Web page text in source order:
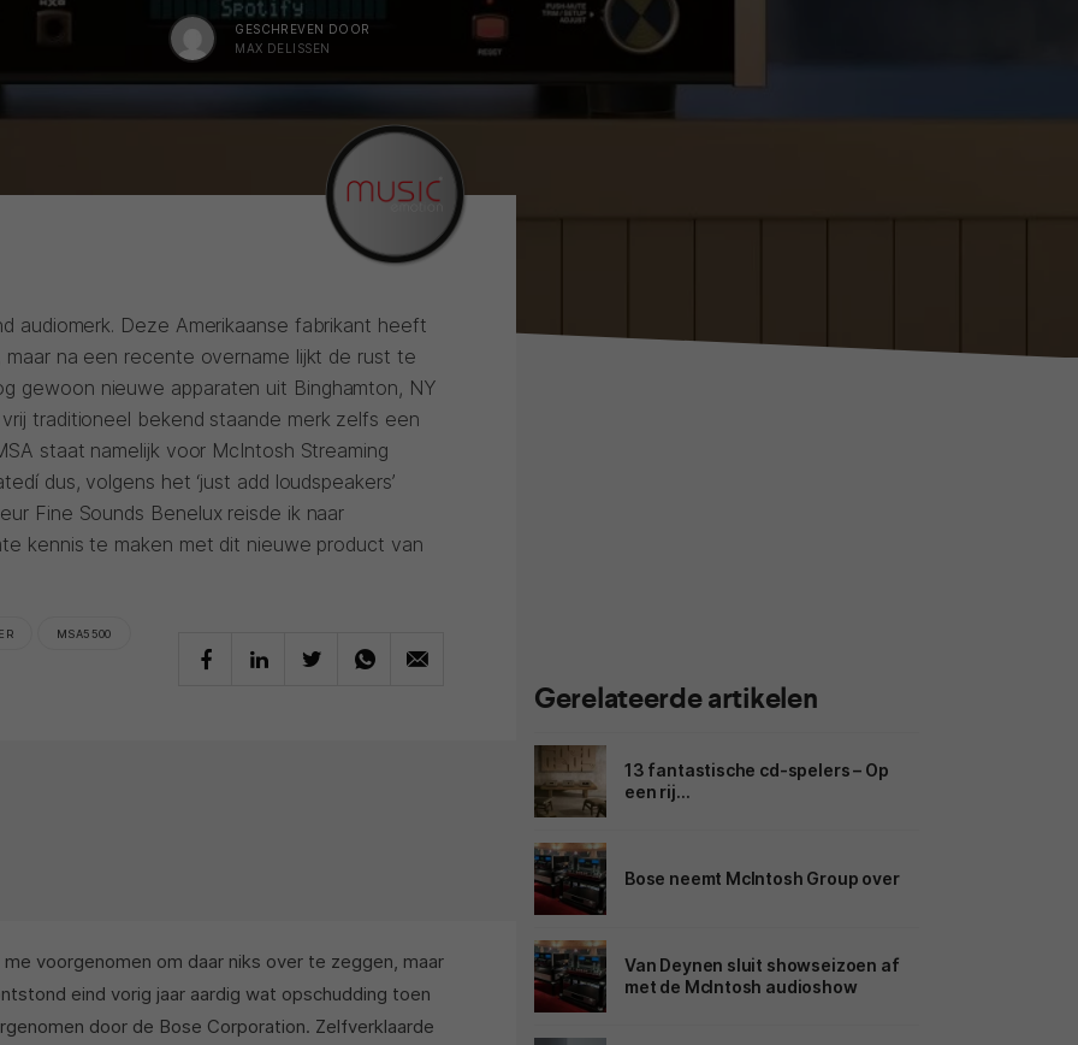
GESCHREVEN DOOR
MAX DELISSEN
audiomerk. Deze Amerikaanse fabrikant heeft
na een recente overname lijkt de rust te
gewoon nieuwe apparaten uit Binghamton, NY
traditioneel bekend staande merk zelfs een
staat namelijk voor McIntosh Streaming
dus, volgens het ‘just add loudspeakers’
Fine Sounds Benelux reisde ik naar
kennis te maken met dit nieuwe product van
MSA5500
voorgenomen om daar niks over te zeggen, maar
eind vorig jaar aardig wat opschudding toen
door de Bose Corporation. Zelfverklaarde
Gerelateerde artikelen
13 fantastische cd-spelers – Op
een rij…
Bose neemt McIntosh Group over
Van Deynen sluit showseizoen af
met de McIntosh audioshow